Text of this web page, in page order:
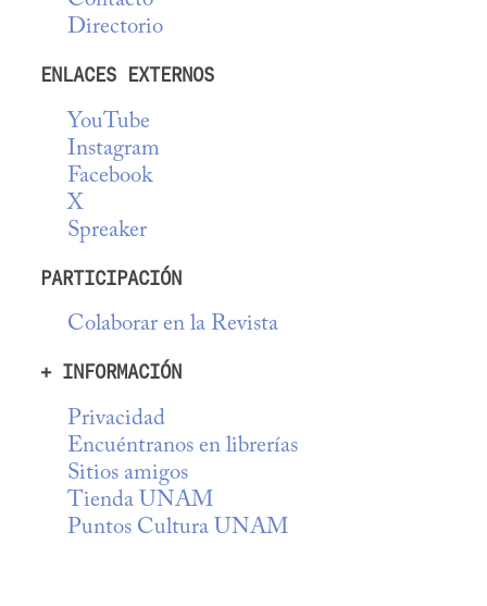
Directorio
ENLACES EXTERNOS
YouTube
Instagram
Facebook
X
Spreaker
PARTICIPACIÓN
Colaborar en la Revista
+ INFORMACIÓN
Privacidad
Encuéntranos en librerías
Sitios amigos
Tienda UNAM
Puntos Cultura UNAM